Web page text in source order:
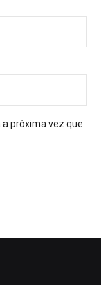
próxima vez que